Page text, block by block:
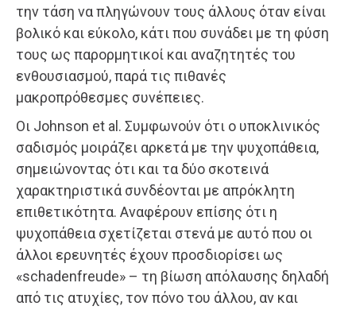
την τάση να πληγώνουν τους άλλους όταν είναι
βολικό και εύκολο, κάτι που συνάδει με τη φύση
τους ως παρορμητικοί και αναζητητές του
ενθουσιασμού, παρά τις πιθανές
μακροπρόθεσμες συνέπειες.
Οι Johnson et al. Συμφωνούν ότι ο υποκλινικός
σαδισμός μοιράζει αρκετά με την ψυχοπάθεια,
σημειώνοντας ότι και τα δύο σκοτεινά
χαρακτηριστικά συνδέονται με απρόκλητη
επιθετικότητα. Αναφέρουν επίσης ότι η
ψυχοπάθεια σχετίζεται στενά με αυτό που οι
άλλοι ερευνητές έχουν προσδιορίσει ως
«schadenfreude» – τη βίωση απόλαυσης δηλαδή
από τις ατυχίες, τον πόνο του άλλου, αν και